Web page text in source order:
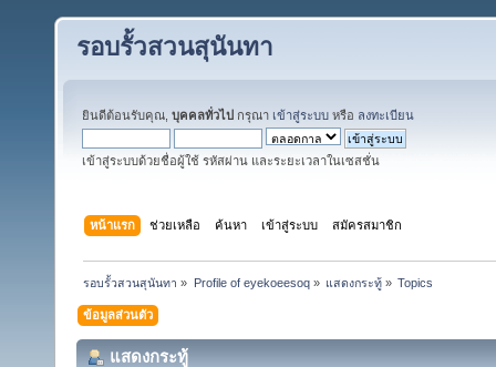
รอบรั้วสวนสุนันทา
ยินดีต้อนรับคุณ, บุคคลทั่วไป กรุณา เข้าสู่ระบบ หรือ ลงทะเบียน
เข้าสู่ระบบด้วยชื่อผู้ใช้ รหัสผ่าน และระยะเวลาในเซสชั่น
หน้าแรก ช่วยเหลือ ค้นหา เข้าสู่ระบบ สมัครสมาชิก
รอบรั้วสวนสุนันทา » Profile of eyekoeesoq» แสดงกระทู้» Topics
ข้อมูลส่วนตัว
แสดงกระทู้